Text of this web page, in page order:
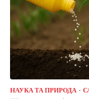
НАУКА ТА ПРИРОДА